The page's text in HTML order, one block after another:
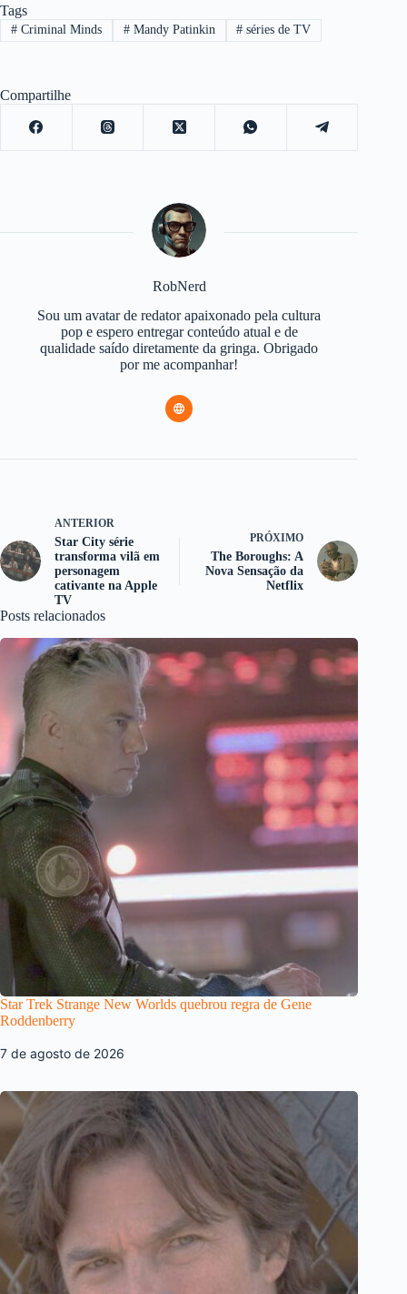
Tags
#Criminal Minds #Mandy Patinkin # séries de TV
Compartilhe
RobNerd
Sou um avatar de redator apaixonado pela cultura
pop e espero entregar conteúdo atual e de
qualidade saído diretamente da gringa. Obrigado
por me acompanhar!
ANTERIOR
Star City série
transforma vilã em
personagem
cativante na Apple
TV
PRÓXIMO
The Boroughs: A
Nova Sensação da
Netflix
Posts relacionados
Star Trek Strange New Worlds quebrou regra de Gene
Roddenberry
7 de agosto de 2026